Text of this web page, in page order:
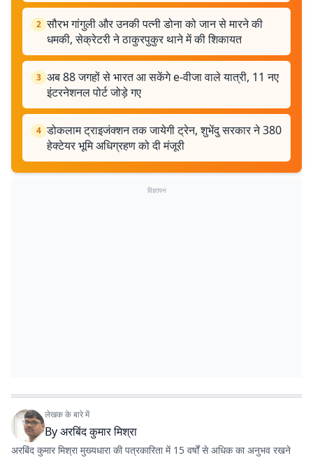
2 सौरभ गांगुली और उनकी पत्नी डोना को जान से मारने की
धमकी, सेक्रेटरी ने ठाकुरपुकुर थाने में की शिकायत
3 अब 88 जगहों से भारत आ सकेंगे e-वीजा वाले यात्री, 11 नए
इंटरनेशनल पोर्ट जोड़े गए
4 डोकलाम ट्राइजंक्शन तक जायेगी ट्रेन, शुभेंदु सरकार ने 380
हेक्टेयर भूमि अधिग्रहण को दी मंजूरी
विज्ञापन
लेखक के बारे में
Byअरबिंद कुमार मिश्रा
अरबिंद कुमार मिश्रा मुख्यधारा की पत्रकारिता में 15 वर्षों से अधिक का अनुभव रखने